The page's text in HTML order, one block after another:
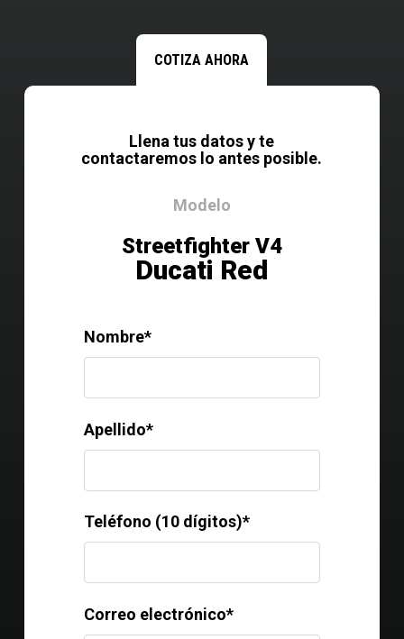
COTIZA AHORA
Llena tus datos y te
contactaremos lo antes posible.
Modelo
Streetfighter V4
Ducati Red
Nombre*
Apellido*
Teléfono (10 dígitos)*
Correo electrónico*